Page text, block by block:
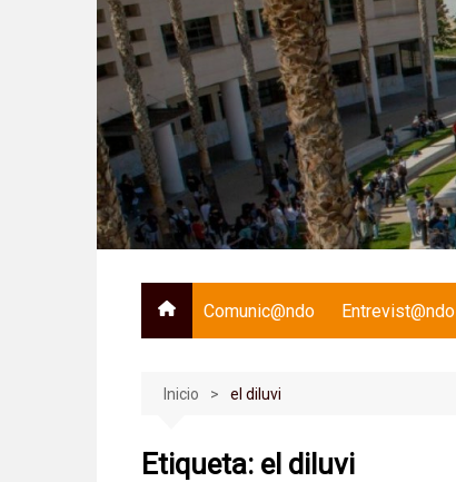
Comunic@ndo Entrevist@ndo
Inicio el diluvi
Etiqueta: el diluvi